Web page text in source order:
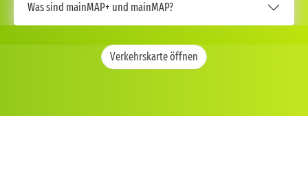
Was sind mainMAP+ und mainMAP?
Verkehrskarte öffnen